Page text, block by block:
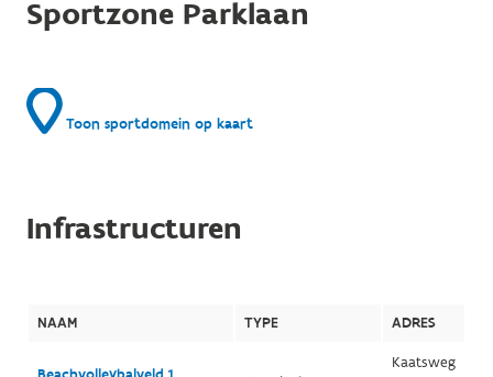
Sportzone Parklaan
Toon sportdomein op kaart
Infrastructuren
NAAM TYPE ADRES
Kaatsweg